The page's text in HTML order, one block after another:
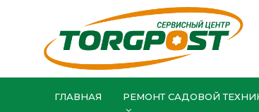
ГЛАВНАЯ РЕМОНТ САДОВОЙ